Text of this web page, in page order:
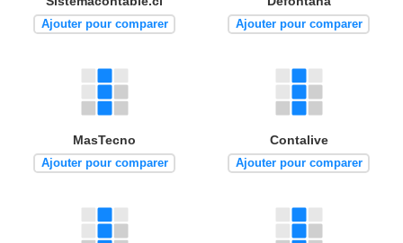
Ajouter pour comparer Ajouter pour comparer
MasTecno
Ajouter pour comparer
Contalive
Ajouter pour comparer